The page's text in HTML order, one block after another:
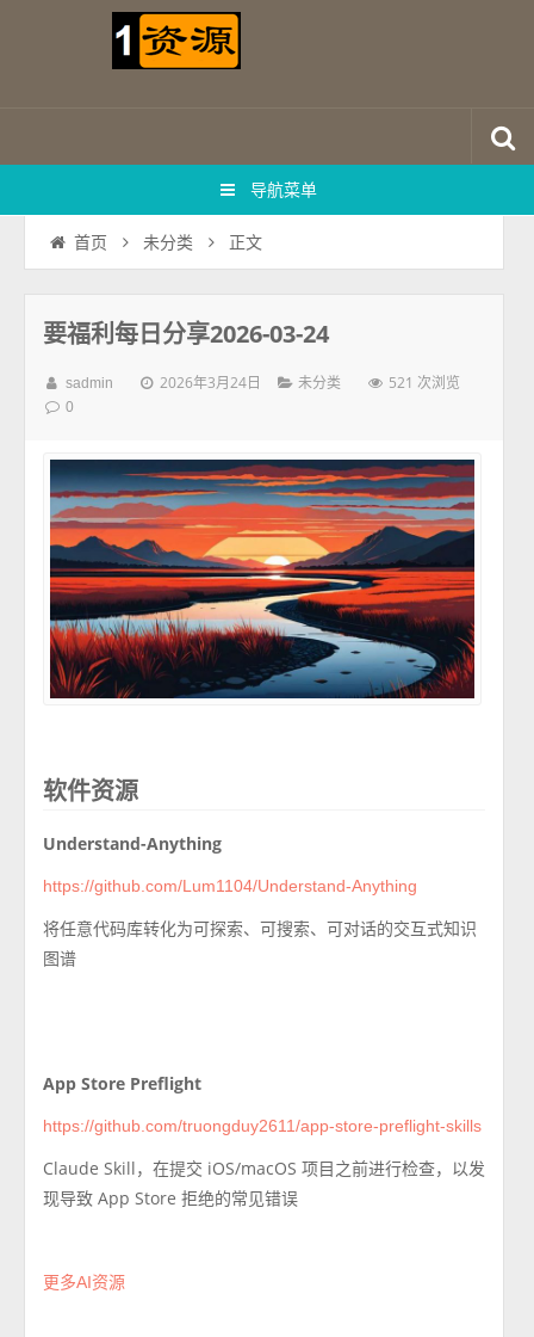
导航菜单
首页 未分类 正文
要福利每日分享2026-03-24
sadmin 2026年3月24日 未分类 521 次浏览
0
软件资源
Understand-Anything
https://github.com/Lum1104/Understand-Anything
将任意代码库转化为可探索、可搜索、可对话的交互式知识
图谱
App Store Preflight
https://github.com/truongduy2611/app-store-preflight-skills
Claude Skill，在提交 iOS/macOS 项目之前进行检查，以发
现导致 App Store 拒绝的常见错误
更多AI资源